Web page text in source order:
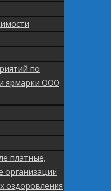
по
ярмарки ООО
платные,
организации
оздоровления